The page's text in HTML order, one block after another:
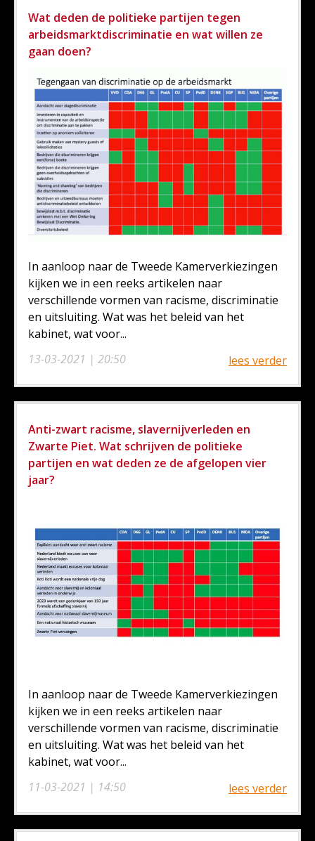
Wat deden de politieke partijen tegen
arbeidsmarktdiscriminatie en wat willen ze
gaan doen?
13-03-2021 | 20:50
In aanloop naar de Tweede Kamerverkiezingen
kijken we in een reeks artikelen naar
verschillende vormen van racisme, discriminatie
en uitsluiting. Wat was het beleid van het
kabinet, wat voor...
lees verder
Anti-zwart racisme, slavernijverleden en
Zwarte Piet. Wat schrijven de politieke
partijen en wat deden ze de afgelopen vier
jaar?
11-03-2021 | 14:50
In aanloop naar de Tweede Kamerverkiezingen
kijken we in een reeks artikelen naar
verschillende vormen van racisme, discriminatie
en uitsluiting. Wat was het beleid van het
kabinet, wat voor...
lees verder